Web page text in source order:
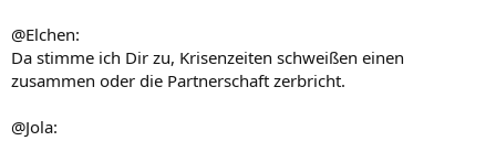
@Elchen:
Da stimme ich Dir zu, Krisenzeiten schweißen einen
zusammen oder die Partnerschaft zerbricht.
@Jola: